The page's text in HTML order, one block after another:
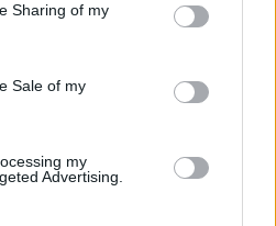
Sharing of my
Sale of my
my
Advertising.